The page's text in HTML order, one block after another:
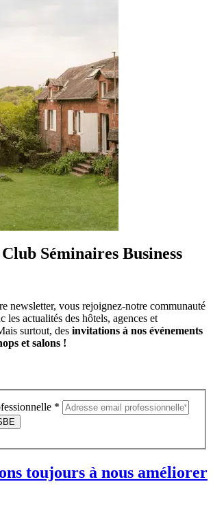
Séminaires Business
newsletter, vous rejoignez-notre communauté
les actualités des hôtels, agences et
surtout, des invitations à nos événements
et salons !
*
toujours à nous améliorer